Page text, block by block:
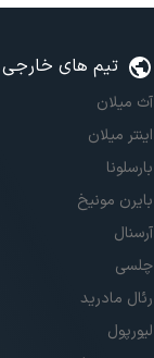
تیم های خارجی
آث میلان
اینتر میلان
بارسلونا
بایرن مونیخ
آرسنال
چلسی
رئال مادرید
لیورپول